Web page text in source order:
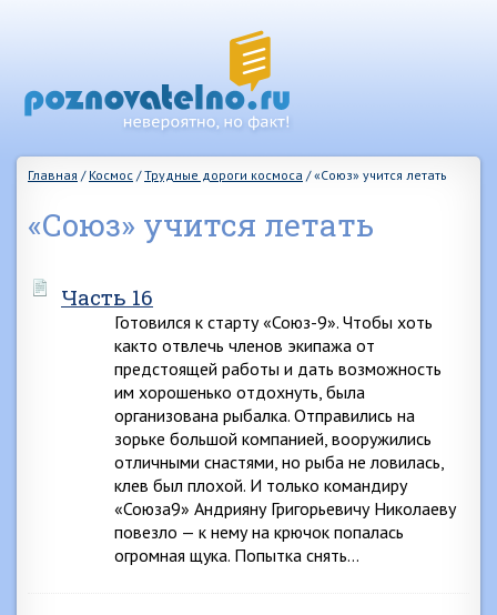
Главная / Космос /Трудные дороги космоса /«Союз» учится летать
«Союз» учится летать
Часть 16
Готовился к старту «Союз-9». Чтобы хоть
както отвлечь членов экипажа от
предстоящей работы и дать возможность
им хорошенько отдохнуть, была
организована рыбалка. Отправились на
зорьке большой компанией, вооружились
отличными снастями, но рыба не ловилась,
клев был плохой. И только командиру
«Союза9» Андрияну Григорьевичу Николаеву
повезло — к нему на крючок попалась
огромная щука. Попытка снять…